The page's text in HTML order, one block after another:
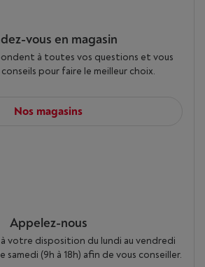
vous en magasin
à toutes vos questions et vous
pour faire le meilleur choix.
Nos magasins
Appelez-nous
votre disposition du lundi au vendredi
samedi (9h à 18h) afin de vous conseiller.